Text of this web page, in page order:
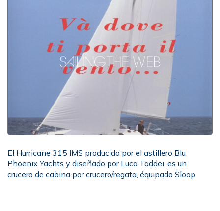
El Hurricane 315 IMS producido por el astillero Blu
Phoenix Yachts y diseñado por Luca Taddei, es un
crucero de cabina por crucero/regata, équipado Sloop